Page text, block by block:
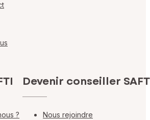
?
Devenir conseiller
Nous rejoindre